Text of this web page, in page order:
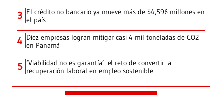
3 El crédito no bancario ya mueve más de $4,596 millones en
el país
4 Diez empresas logran mitigar casi 4 mil toneladas de CO2
en Panamá
5 ‘Viabilidad no es garantía’: el reto de convertir la
recuperación laboral en empleo sostenible